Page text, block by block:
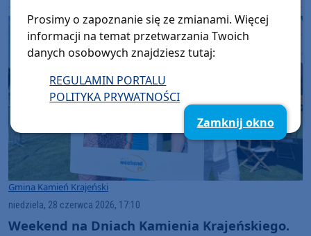
Gmina Kamień Krajeński
niedziela, 28 czerwca 2026, 17:10
Weekend na Dniach Kamienia Krajeńskiego.
Prosimy o zapoznanie się ze zmianami. Więcej
informacji na temat przetwarzania Twoich
danych osobowych znajdziesz tutaj:
REGULAMIN PORTALU
POLITYKA PRYWATNOŚCI
Zamknij okno